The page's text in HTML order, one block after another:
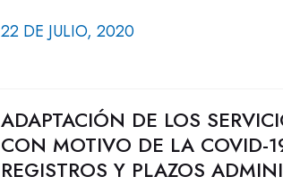
22 DE JULIO, 2020
ADAPTACIÓN DE LOS
CON MOTIVO DE LA COVID-
REGISTROS Y PLAZOS